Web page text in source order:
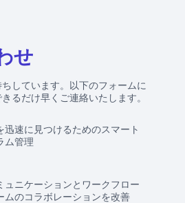
せ
しています。以下のフォームに
るだけ早くご連絡いたします。
迅速に見つけるためのスマート
ム管理
ュニケーションとワークフロー
ムのコラボレーションを改善